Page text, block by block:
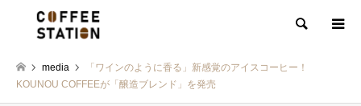
検索
media
「ワインのように香る」新感覚のアイスコーヒー！
KOUNOU COFFEEが「醸造ブレンド」を発売